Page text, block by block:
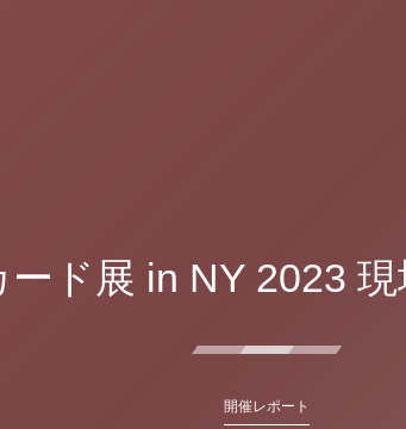
ド展 in NY 2023
開催レポート